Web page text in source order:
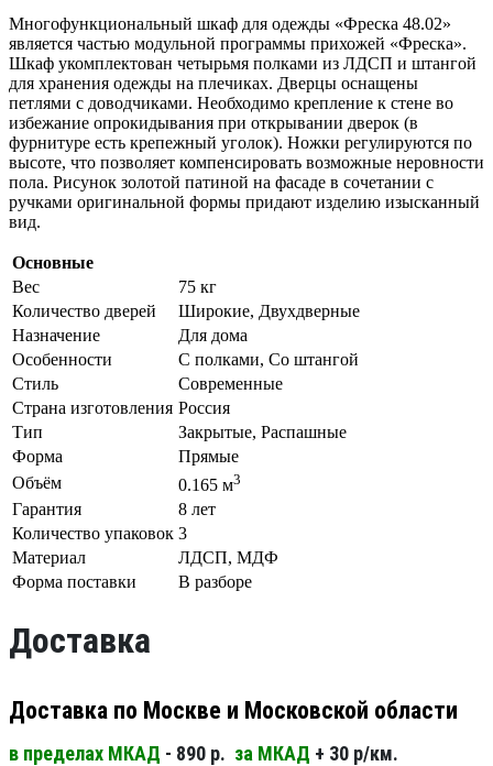
Многофункциональный шкаф для одежды «Фреска 48.02»
является частью модульной программы прихожей «Фреска».
Шкаф укомплектован четырьмя полками из ЛДСП и штангой
для хранения одежды на плечиках. Дверцы оснащены
петлями с доводчиками. Необходимо крепление к стене во
избежание опрокидывания при открывании дверок (в
фурнитуре есть крепежный уголок). Ножки регулируются по
высоте, что позволяет компенсировать возможные неровности
пола. Рисунок золотой патиной на фасаде в сочетании с
ручками оригинальной формы придают изделию изысканный
вид.
Основные
Вес
75 кг
Количество дверей
Широкие, Двухдверные
Назначение
Для дома
Особенности
С полками, Со штангой
Стиль
Современные
Страна изготовления Россия
Тип
Закрытые, Распашные
Форма
Прямые
Объём
0.165 м3
Гарантия
8 лет
Количество упаковок 3
Материал
ЛДСП, МДФ
Форма поставки
В разборе
Доставка
Доставка по Москве и Московской области
в пределах МКАД - 890 р. за МКАД + 30 р/км.